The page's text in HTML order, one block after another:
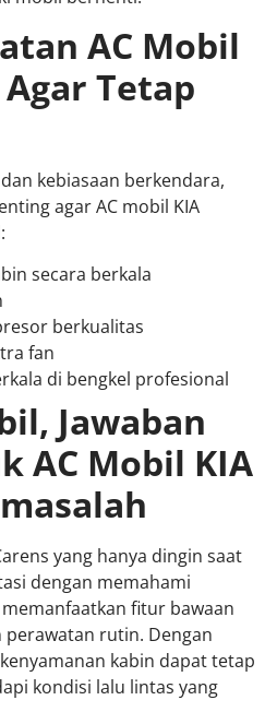
AC Mobil
Tetap
kebiasaan berkendara,
agar AC mobil KIA
secara berkala
berkualitas
fan
di bengkel profesional
Jawaban
AC Mobil KIA
yang hanya dingin saat
dengan memahami
fitur bawaan
rutin. Dengan
kabin dapat tetap
kondisi lalu lintas yang